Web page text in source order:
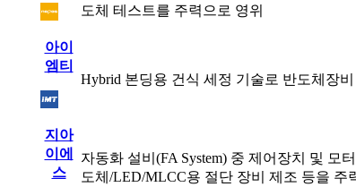
도체 테스트를 주력으로 영위
아이
엠티
Hybrid 본딩용 건식 세정 기술로 반도체장
지아
이에
스
자동화 설비(FA System) 중 제어장치 및 모
도체/LED/MLCC용 절단 장비 제조 등을 주